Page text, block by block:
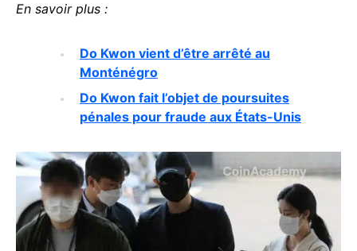
En savoir plus :
Do Kwon vient d’être arrêté au
Monténégro
Do Kwon fait l’objet de poursuites
pénales pour fraude aux États-Unis